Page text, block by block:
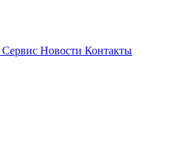
Сервис Новости Контакты